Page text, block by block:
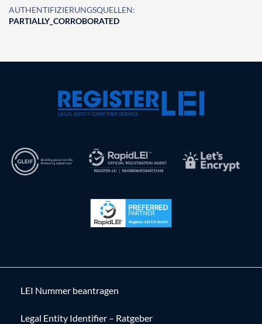
AUTHENTIFIZIERUNGSQUELLEN:
PARTIALLY_CORROBORATED
LEI Nummer beantragen
Legal Entity Identifier – Ratgeber